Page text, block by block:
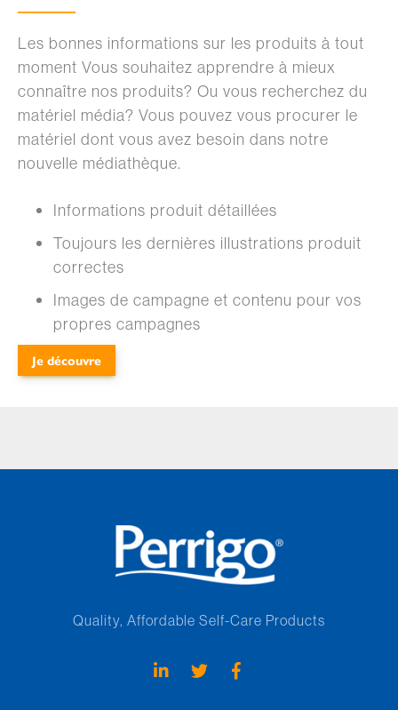
Les bonnes informations sur les produits à tout
moment Vous souhaitez apprendre à mieux
connaître nos produits? Ou vous recherchez du
matériel média? Vous pouvez vous procurer le
matériel dont vous avez besoin dans notre
nouvelle médiathèque.
Informations produit détaillées
Toujours les dernières illustrations produit
correctes
Images de campagne et contenu pour vos
propres campagnes
Je découvre
Quality, Affordable Self-Care Products